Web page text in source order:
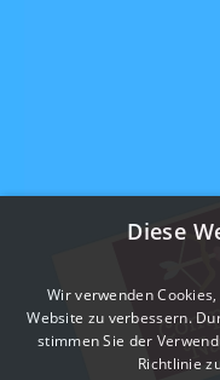
Diese
Wir verwenden
Website zu verbessern.
stimmen Sie der
Richtlinie